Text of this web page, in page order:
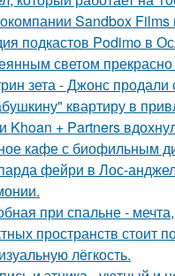
Sandbox
подкастов Podimo в
светом
зета - Джонс
квартиру в
Khoan + Partners
кафе с биофильным
фейри в Лос-
при спальне -
пространств стоит
лёгкость.